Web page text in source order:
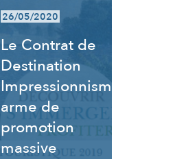
26/05/2020
Le Contrat de
Destination
Impressionnisme,
arme de
promotion
massive